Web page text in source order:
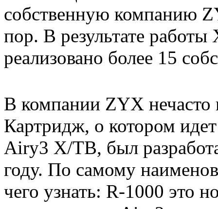
собственную компанию
пор. В результате
реализовано более 15
В компании ZYX нечасто
Картридж, о котором
Airy3 X/TB, был
году. По самому
чего узнать: R-1000 это